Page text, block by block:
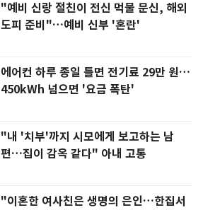
"예비 신랑 절친이 전신 먹물 문신, 해외
도피 준비"…예비 신부 '혼란'
에어컨 하루 종일 틀면 전기료 29만 원…
450kWh 넘으면 '요금 폭탄'
"내 '치부'까지 시모에게 보고하는 남
편…집이 감옥 같다" 아내 고통
"이혼한 여사친은 생명의 은인…한집서